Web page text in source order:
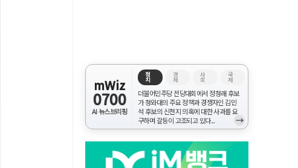
mWiz
0700
AI 뉴스브리핑
정
치
경
제
사
회
국
제
더불어민주당 전당대회에서 정청래 후보
가 청와대의 주요 정책과 경쟁자인 김민
석 후보의 신천지 의혹에 대한 사과를 요
구하며 갈등이 고조되고 있다...
→